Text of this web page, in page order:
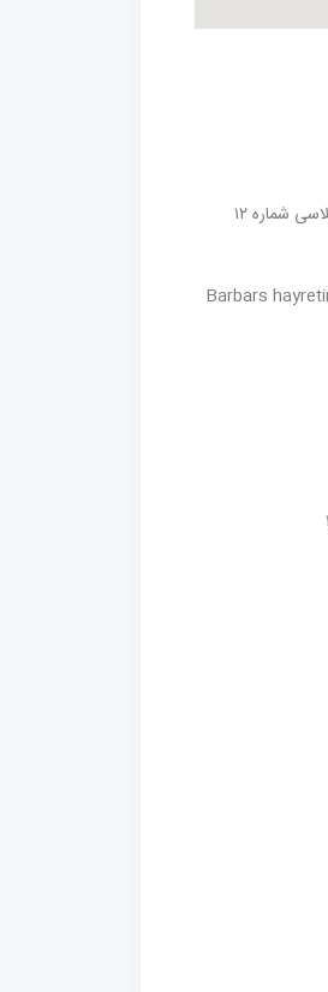
آدرس دفتر مرکزی : استانبول -بیلیکدوزو روبرو متروباس جمهوریت ماحلاسی شماره ۱۲
Barbars